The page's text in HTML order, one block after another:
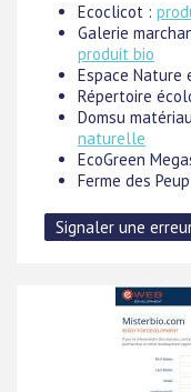
Ecoclicot :
Galerie
produit bio
Espace Nature
Répertoire
Domsu
naturelle
EcoGreen
Ferme des